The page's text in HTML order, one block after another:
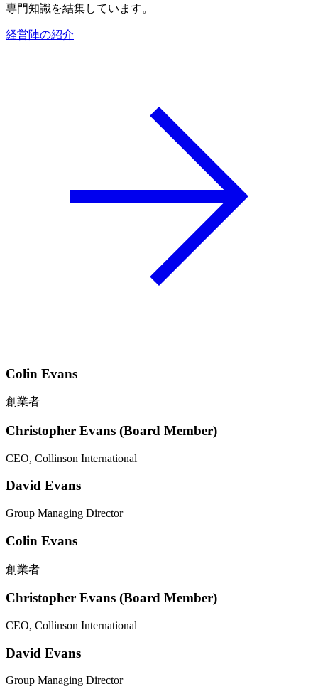
専門知識を結集しています。
経営陣の紹介
Colin Evans
創業者
Christopher Evans (Board Member)
CEO, Collinson International
David Evans
Group Managing Director
Colin Evans
創業者
Christopher Evans (Board Member)
CEO, Collinson International
David Evans
Group Managing Director